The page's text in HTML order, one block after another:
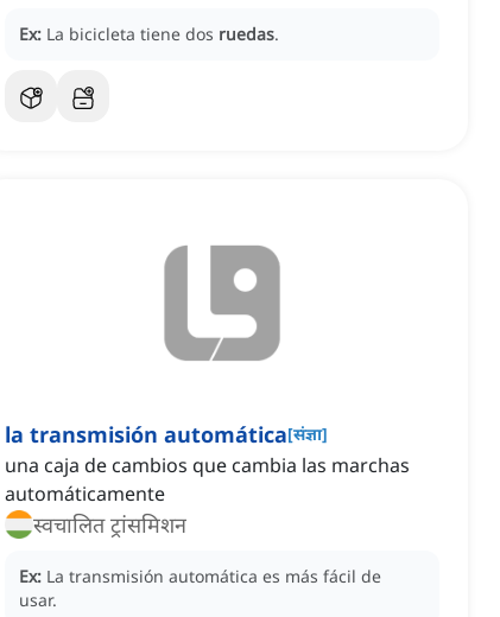
Ex: La bicicleta tiene dos ruedas.
la transmisión automática[संज्ञा]
una caja de cambios que cambia las marchas
automáticamente
स्वचालित ट्रांसमिशन
Ex: La transmisión automática es más fácil de
usar.